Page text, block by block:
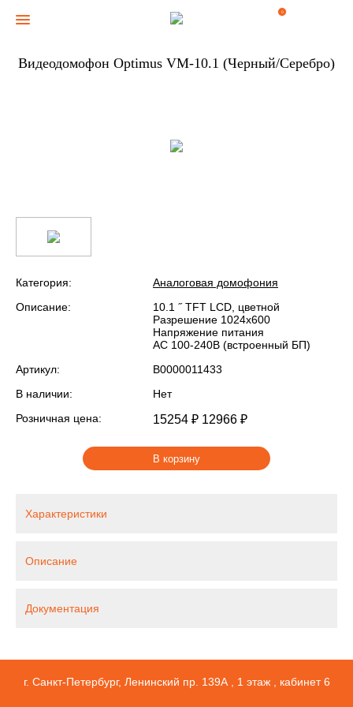
0
Видеодомофон Optimus VM-10.1 (Черный/Серебро)
Категория:
Аналоговая домофония
Описание:
10.1 ˝ TFT LCD, цветной
Разрешение 1024x600
Напряжение питания
АС 100-240В (встроенный БП)
Артикул:
В0000011433
В наличии:
Нет
Розничная цена:
15254 ₽ 12966 ₽
В корзину
Характеристики
Описание
Документация
г. Санкт-Петербург, Ленинский пр. 139А , 1 этаж , кабинет 6